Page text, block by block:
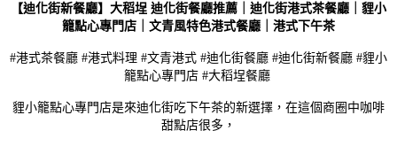
【迪化街新餐廳】大稻埕 迪化街餐廳推薦｜迪化街港式茶餐廳｜貍小
籠點心專門店｜文青風特色港式餐廳｜港式下午茶
#港式茶餐廳 #港式料理 #文青港式 #迪化街餐廳 #迪化街新餐廳 #貍小
籠點心專門店 #大稻埕餐廳
貍小籠點心專門店是來迪化街吃下午茶的新選擇，在這個商圈中咖啡
甜點店很多，